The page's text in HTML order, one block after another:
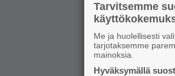
Tarvitsemme
Me ja huolellisesti
tarjotaksemme
mainoksia.
Hyväksymällä